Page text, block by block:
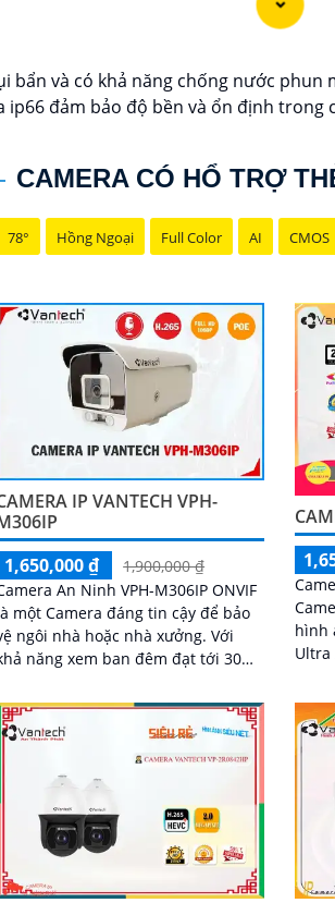
bẩn và có khả năng chống nước
đảm bảo độ bền và ổn định
CAMERA CÓ HỔ TRỢ
78° Hồng Ngoại Full Color AI CMOS
IP VANTECH VPH-
1,650,000 ₫
1,900,000 ₫
An Ninh VPH-M306IP ONVIF
một Camera đáng tin cậy để bảo
ngôi nhà hoặc nhà xưởng. Với
năng xem ban đêm đạt tới 30m
rất phù hợp cho việc lắp đặt
trong các khu vực thiếu sáng
hình
Ultra 2k. Ấn
xem